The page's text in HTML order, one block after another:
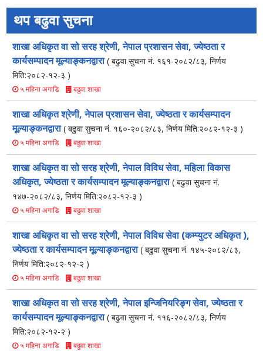
थप बढुवा सुचना
शाखा अधिकृत वा सो सरह श्रेणी, नेपाल प्रशासन सेवा, ज्येष्ठता र
कार्यसम्पादन मूल्याङ्कनद्वारा( बढुवा सुचना नं. १६१-२०८२/८३, निर्णय
मिति:२०८२-१२-३ )
५ महिना अगाडि बढुवा शाखा
शाखा अधिकृत श्रेणी, नेपाल प्रशासन सेवा, ज्येष्ठता र कार्यसम्पादन
मूल्याङ्कनद्वारा( बढुवा सुचना नं. १६०-२०८२/८३, निर्णय मिति:२०८२-१२-३ )
५ महिना अगाडि बढुवा शाखा
शाखा अधिकृत वा सो सरह श्रेणी, नेपाल विविध सेवा, महिला विकास
अधिकृत, ज्येष्ठता र कार्यसम्पादन मूल्याङ्कनद्वारा( बढुवा सुचना नं.
१४७-२०८२/८३, निर्णय मिति:२०८२-१२-३ )
५ महिना अगाडि बढुवा शाखा
शाखा अधिकृत वा सो सरह श्रेणी, नेपाल विविध सेवा (कम्प्युटर अधिकृत ),
ज्येष्ठता र कार्यसम्पादन मूल्याङ्कनद्वारा( बढुवा सुचना नं. १४५-२०८२/८३,
निर्णय मिति:२०८२-१२-२ )
५ महिना अगाडि बढुवा शाखा
शाखा अधिकृत वा सो सरह श्रेणी, नेपाल इन्जिनियरिङ्ग सेवा, ज्येष्ठता र
कार्यसम्पादन मूल्याङ्कनद्वारा( बढुवा सुचना नं. ११६-२०८२/८३, निर्णय
मिति:२०८२-१२-२ )
५ महिना अगाडि बढुवा शाखा